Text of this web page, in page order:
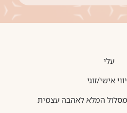
עלי
אישי/זוגי
המלא לאהבה עצמית